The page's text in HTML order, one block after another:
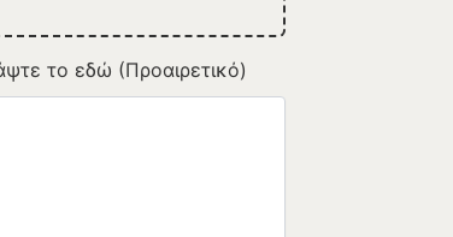
το εδώ (Προαιρετικό)